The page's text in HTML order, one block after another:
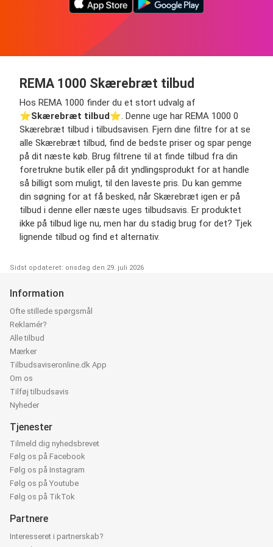
REMA 1000 Skærebræt tilbud
Hos REMA 1000 finder du et stort udvalg af
⭐️Skærebræt tilbud⭐️. Denne uge har REMA 1000 0
Skærebræt tilbud i tilbudsavisen. Fjern dine filtre for at se
alle Skærebræt tilbud, find de bedste priser og spar penge
på dit næste køb. Brug filtrene til at finde tilbud fra din
foretrukne butik eller på dit yndlingsprodukt for at handle
så billigt som muligt, til den laveste pris. Du kan gemme
din søgning for at få besked, når Skærebræt igen er på
tilbud i denne eller næste uges tilbudsavis. Er produktet
ikke på tilbud lige nu, men har du stadig brug for det? Tjek
lignende tilbud og find et alternativ.
Sidst opdateret: onsdag den 29. juli 2026
Information
Ofte stillede spørgsmål
Reklamér?
Alle tilbud
Mærker
Tilbudsaviseronline.dk App
Om os
Tilføj tilbudsavis
Nyheder
Tjenester
Tilmeld dig nyhedsbrevet
Følg os på Facebook
Følg os på Instagram
Følg os på Youtube
Følg os på TikTok
Partnere
Interesseret i partnerskab?